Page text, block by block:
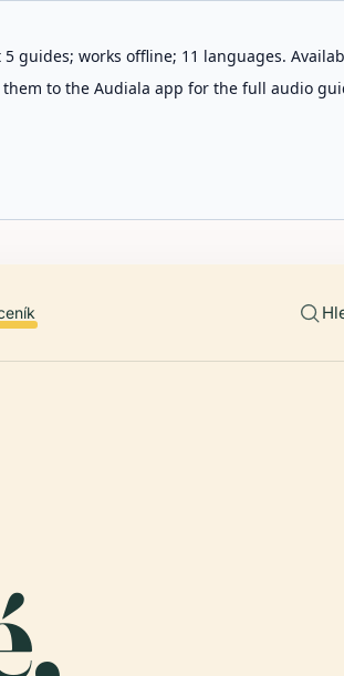
guides; works offline; 11 languages.
to the Audiala app for the full audio